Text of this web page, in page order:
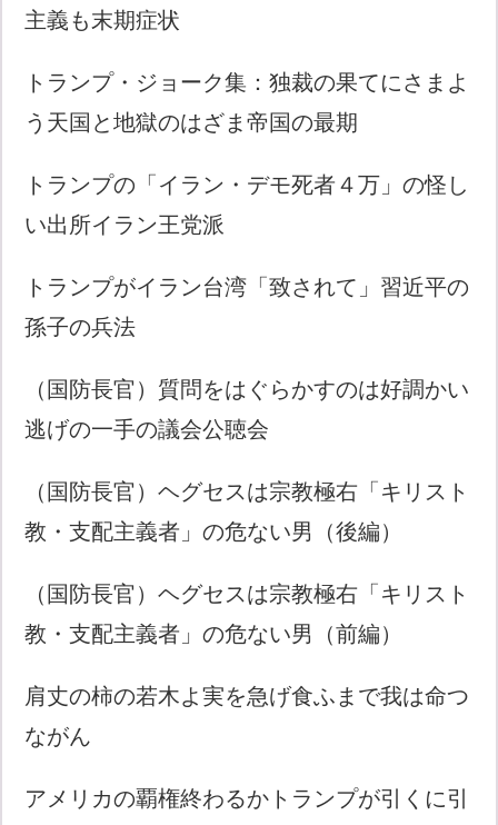
主義も末期症状
トランプ・ジョーク集：独裁の果てにさまよ
う天国と地獄のはざま帝国の最期
トランプの「イラン・デモ死者４万」の怪し
い出所イラン王党派
トランプがイラン台湾「致されて」習近平の
孫子の兵法
（国防長官）質問をはぐらかすのは好調かい
逃げの一手の議会公聴会
（国防長官）ヘグセスは宗教極右「キリスト
教・支配主義者」の危ない男（後編）
（国防長官）ヘグセスは宗教極右「キリスト
教・支配主義者」の危ない男（前編）
肩丈の柿の若木よ実を急げ食ふまで我は命つ
ながん
アメリカの覇権終わるかトランプが引くに引